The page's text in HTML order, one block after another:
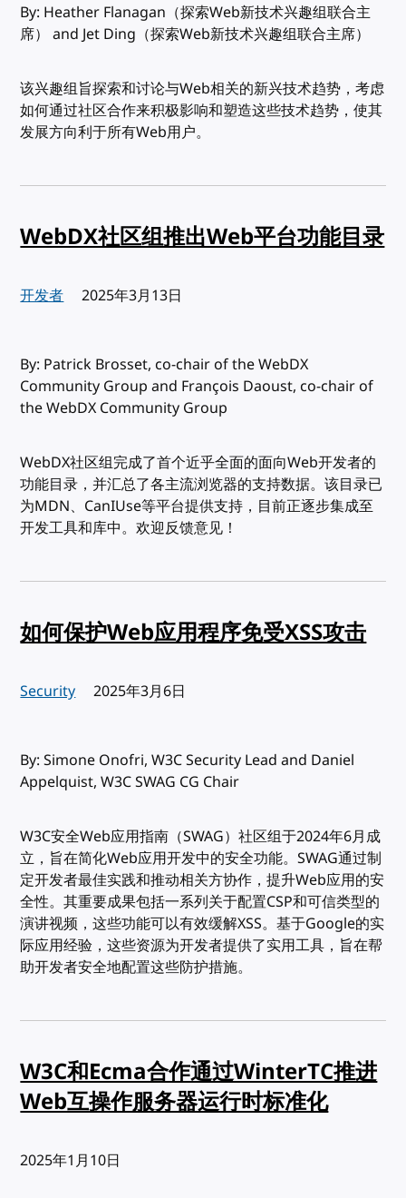
By: Heather Flanagan（探索Web新技术兴趣组联合主
席） and Jet Ding（探索Web新技术兴趣组联合主席）
该兴趣组旨探索和讨论与Web相关的新兴技术趋势，考虑
如何通过社区合作来积极影响和塑造这些技术趋势，使其
发展方向利于所有Web用户。
WebDX社区组推出Web平台功能目录
开发者 发布:
2025年3月13日
By: Patrick Brosset, co-chair of the WebDX
Community Group and François Daoust, co-chair of
the WebDX Community Group
WebDX社区组完成了首个近乎全面的面向Web开发者的
功能目录，并汇总了各主流浏览器的支持数据。该目录已
为MDN、CanIUse等平台提供支持，目前正逐步集成至
开发工具和库中。欢迎反馈意见！
如何保护Web应用程序免受XSS攻击
Security 发布:
2025年3月6日
By: Simone Onofri, W3C Security Lead and Daniel
Appelquist, W3C SWAG CG Chair
W3C安全Web应用指南（SWAG）社区组于2024年6月成
立，旨在简化Web应用开发中的安全功能。SWAG通过制
定开发者最佳实践和推动相关方协作，提升Web应用的安
全性。其重要成果包括一系列关于配置CSP和可信类型的
演讲视频，这些功能可以有效缓解XSS。基于Google的实
际应用经验，这些资源为开发者提供了实用工具，旨在帮
助开发者安全地配置这些防护措施。
W3C和Ecma合作通过WinterTC推进
Web互操作服务器运行时标准化
发布:
2025年1月10日